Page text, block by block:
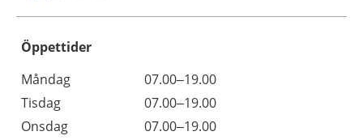
Öppettider
Dag
Öppettider
Kommentarer
Måndag
07.00–19.00
Tisdag
07.00–19.00
Onsdag
07.00–19.00